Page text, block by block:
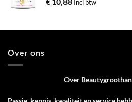
Incl btw
Over ons
Over